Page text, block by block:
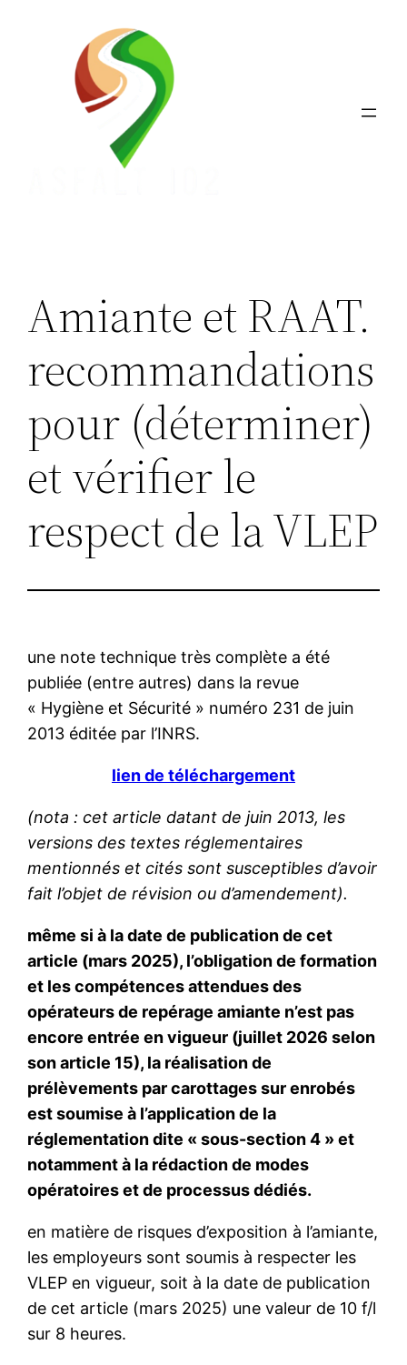
Amiante et RAAT.
recommandations
pour (déterminer)
et vérifier le
respect de la VLEP
une note technique très complète a été
publiée (entre autres) dans la revue
« Hygiène et Sécurité » numéro 231 de juin
2013 éditée par l’INRS.
lien de téléchargement
(nota : cet article datant de juin 2013, les
versions des textes réglementaires
mentionnés et cités sont susceptibles d’avoir
fait l’objet de révision ou d’amendement).
même si à la date de publication de cet
article (mars 2025), l’obligation de formation
et les compétences attendues des
opérateurs de repérage amiante n’est pas
encore entrée en vigueur (juillet 2026 selon
son article 15), la réalisation de
prélèvements par carottages sur enrobés
est soumise à l’application de la
réglementation dite « sous-section 4 » et
notamment à la rédaction de modes
opératoires et de processus dédiés.
en matière de risques d’exposition à l’amiante,
les employeurs sont soumis à respecter les
VLEP en vigueur, soit à la date de publication
de cet article (mars 2025) une valeur de 10 f/l
sur 8 heures.